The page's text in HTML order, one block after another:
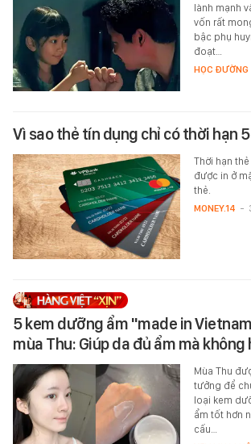
lành mạnh
vốn rất
bậc phụ
đoạt…
HỌC ĐƯỜNG
Vì sao thẻ tín dụng chỉ có thời hạn
Thời hạn
được in ở
thẻ.
MONEY.14 -
5 kem dưỡng ẩm "made in
mùa Thu: Giúp da đủ ẩm mà không
Mùa Thu
tưởng để
loại kem
ẩm tốt hơn
cấu…